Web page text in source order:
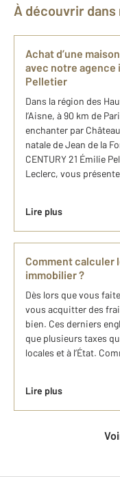
À découvrir
Achat d’une
avec notre agence
Pelletier
Dans la région des
l’Aisne, à 90 km de
enchanter par
natale de Jean de la
CENTURY 21 Émilie
Leclerc, vous
Lire plus
Comment calculer
immobilier ?
Dès lors que vous
vous acquitter des
bien. Ces derniers
que plusieurs taxes
locales et à l’État.
Lire plus